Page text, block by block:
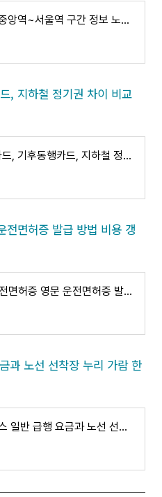
GTX A 운정중앙역~서울역 구간 정보 노선 및 시간표 한눈에 정리!
, 지하철 정기권 차이 비교
K패스 교통카드, 기후동행카드, 지하철 정기권 차이 비교 분석
전면허증 발급 방법 비용 갱
모바일 IC 운전면허증 영문 운전면허증 발급 방법 비용 갱신 재발급 QR발급
과 노선 선착장 누리 가람 한
한강 수상 버스 일반 급행 요금과 노선 선착장 누리 가람 한강 수상 택시는?